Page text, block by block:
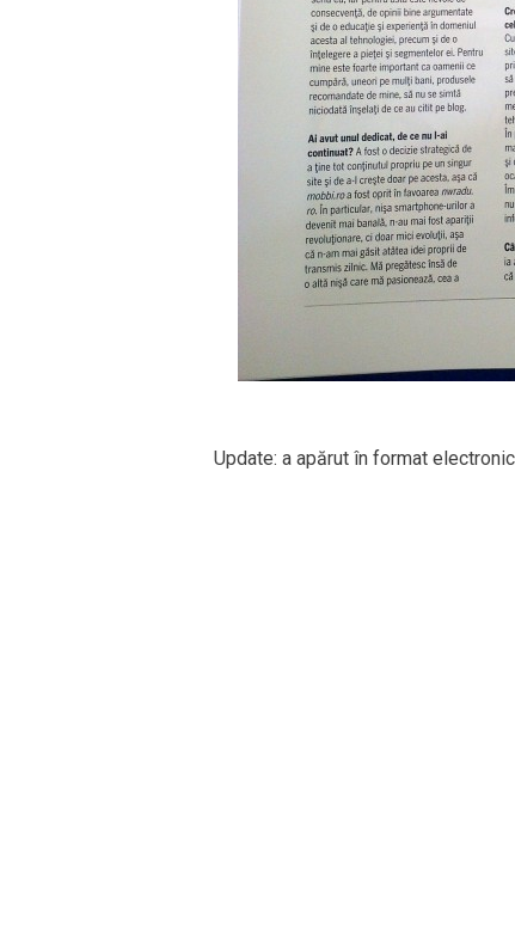
Update: a apărut în format